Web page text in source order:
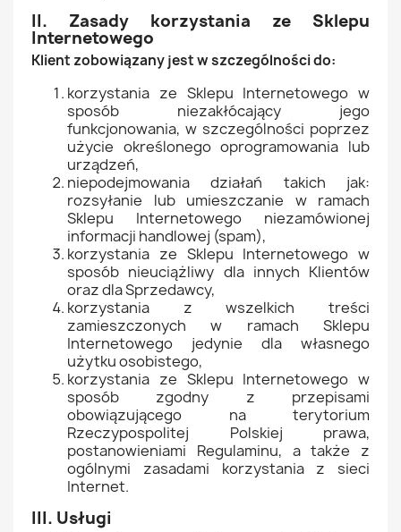
II. Zasady korzystania ze Sklepu
Internetowego
Klient zobowiązany jest w szczególności do:
korzystania ze Sklepu Internetowego w
sposób niezakłócający jego
funkcjonowania, w szczególności poprzez
użycie określonego oprogramowania lub
urządzeń,
niepodejmowania działań takich jak:
rozsyłanie lub umieszczanie w ramach
Sklepu Internetowego niezamówionej
informacji handlowej (spam),
korzystania ze Sklepu Internetowego w
sposób nieuciążliwy dla innych Klientów
oraz dla Sprzedawcy,
korzystania z wszelkich treści
zamieszczonych w ramach Sklepu
Internetowego jedynie dla własnego
użytku osobistego,
korzystania ze Sklepu Internetowego w
sposób zgodny z przepisami
obowiązującego na terytorium
Rzeczypospolitej Polskiej prawa,
postanowieniami Regulaminu, a także z
ogólnymi zasadami korzystania z sieci
Internet.
III. Usługi